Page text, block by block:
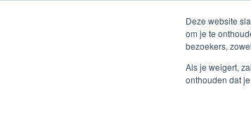
Deze website
om je te
bezoekers,
Als je weigert,
onthouden dat